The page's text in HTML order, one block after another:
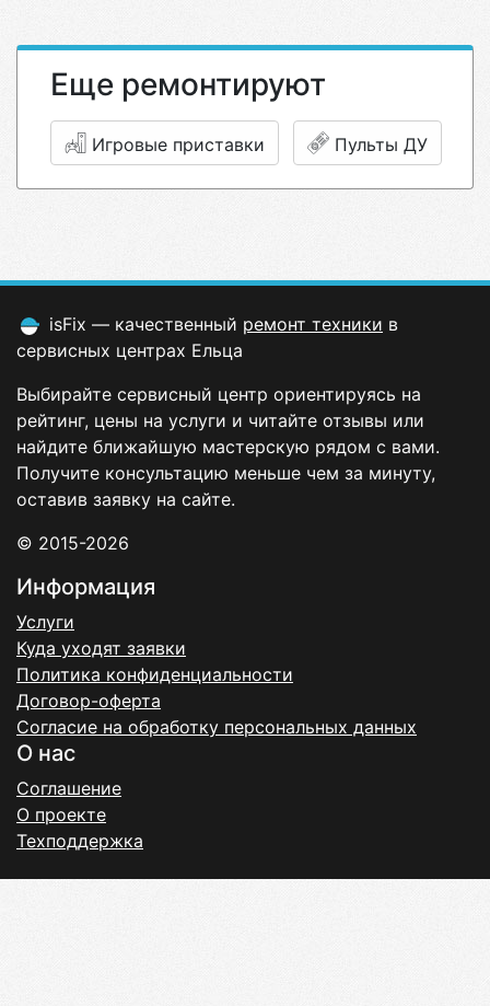
Еще ремонтируют
Игровые приставки Пульты ДУ
isFix — качественный ремонт техники в
сервисных центрах Ельца
Выбирайте сервисный центр ориентируясь на
рейтинг, цены на услуги и читайте отзывы или
найдите ближайшую мастерскую рядом с вами.
Получите консультацию меньше чем за минуту,
оставив заявку на сайте.
© 2015-2026
Информация
Услуги
Куда уходят заявки
Политика конфиденциальности
Договор-оферта
Согласие на обработку персональных данных
О нас
Соглашение
О проекте
Техподдержка